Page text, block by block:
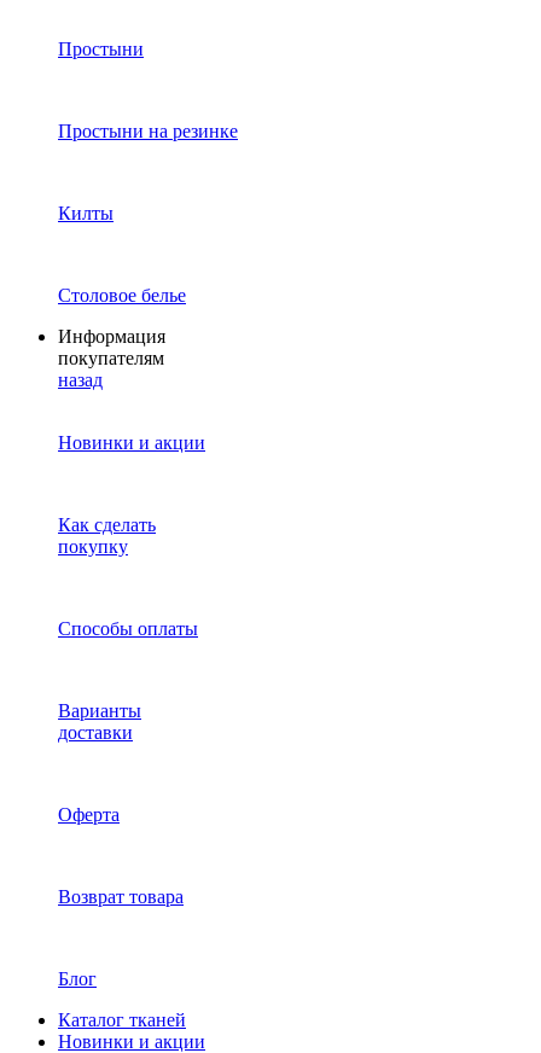
Простыни
Простыни на резинке
Килты
Столовое белье
Информация
покупателям
назад
Новинки и акции
Как сделать
покупку
Способы оплаты
Варианты
доставки
Оферта
Возврат товара
Блог
Каталог тканей
Новинки и акции